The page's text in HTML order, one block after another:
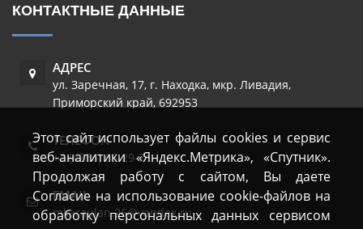
Этот сайт использует файлы cookies и сервис
веб-аналитики «Яндекс.Метрика», «Спутник».
Продолжая работу с сайтом, Вы даете
Согласие на использование cookie-файлов на
обработку персональных данных сервисом
КОНТАКТНЫЕ ДАННЫЕ
АДРЕС
ул. Заречная, 17, г. Находка, мкр. Ливадия,
Приморский край, 692953
ТЕЛЕФОН
+7 (4236) 65-29-71
EMAIL
mkaraulan.26@yandex.ru